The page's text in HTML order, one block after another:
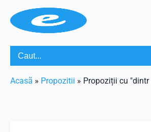
Acasã » Propozitii » Propoziții cu